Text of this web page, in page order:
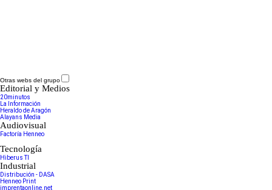
Otras webs del grupo
Editorial y Medios
20minutos
La Información
Heraldo de Aragón
Alayans Media
Audiovisual
Factoría Henneo
Tecnología
Hiberus TI
Industrial
Distribución - DASA
Henneo Print
imprentaonline.net